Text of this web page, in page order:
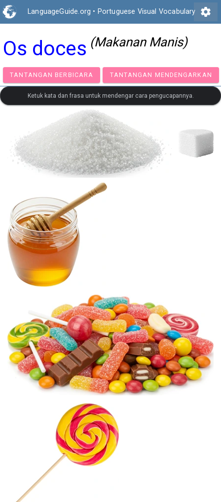
LanguageGuide.org • Portuguese Visual Vocabulary settings
Os doces (Makanan Manis)
TANTANGAN BERBICARA TANTANGAN
Ketuk kata dan frasa untuk mendengar cara pengucapannya.